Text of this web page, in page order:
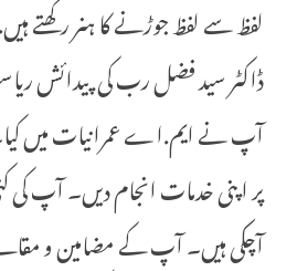
لفظ سے لفظ جوڑنے کا ہنر رکھتے ہیں.
ڈاکٹر سید فضل رب کی پیدائش
آپ نے ایم.اے عمرانیات میں
پر اپنی خدمات انجام دیں۔ آپ کی
آچکی ہیں۔ آپ کے مضامین و